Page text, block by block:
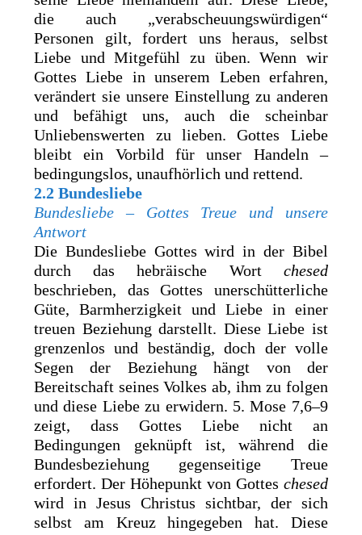
die auch „verabscheuungswürdigen“
Personen gilt, fordert uns heraus, selbst
Liebe und Mitgefühl zu üben. Wenn wir
Gottes Liebe in unserem Leben erfahren,
verändert sie unsere Einstellung zu anderen
und befähigt uns, auch die scheinbar
Unliebenswerten zu lieben. Gottes Liebe
bleibt ein Vorbild für unser Handeln –
bedingungslos, unaufhörlich und rettend.
2.2 Bundesliebe
Bundesliebe – Gottes Treue und unsere
Antwort
Die Bundesliebe Gottes wird in der Bibel
durch das hebräische Wort chesed
beschrieben, das Gottes unerschütterliche
Güte, Barmherzigkeit und Liebe in einer
treuen Beziehung darstellt. Diese Liebe ist
grenzenlos und beständig, doch der volle
Segen der Beziehung hängt von der
Bereitschaft seines Volkes ab, ihm zu folgen
und diese Liebe zu erwidern. 5. Mose 7,6–9
zeigt, dass Gottes Liebe nicht an
Bedingungen geknüpft ist, während die
Bundesbeziehung gegenseitige Treue
erfordert. Der Höhepunkt von Gottes chesed
wird in Jesus Christus sichtbar, der sich
selbst am Kreuz hingegeben hat. Diese